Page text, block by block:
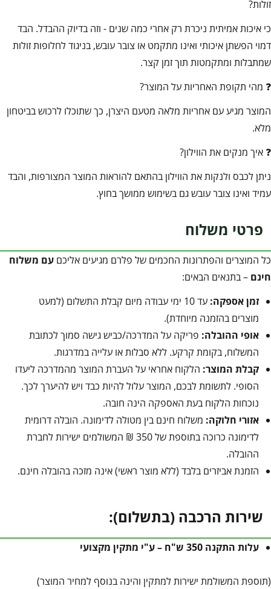
זולות?
כי איכות אמיתית ניכרת רק אחרי כמה שנים - וזה בדיוק ההבדל. הבד
דמוי הפשתן איכותי ואינו מתקמט או צובר עובש, בניגוד לחלופות זולות
שמתבלות ומתקמטות תוך זמן קצר.
❓ מהי תקופת האחריות על המוצר?
המוצר מגיע עם אחריות מלאה מטעם היצרן, כך שתוכלו לרכוש בביטחון
מלא.
❓ איך מנקים את הווילון?
ניתן לכבס ולנקות את הווילון בהתאם להוראות המוצר המצורפות, והבד
עמיד ואינו צובר עובש גם בשימוש ממושך בחוץ.
פרטי משלוח
כל המוצרים והפתרונות החכמים של פלרם מגיעים אליכם עם משלוח
חינם – בתנאים הבאים:
זמן אספקה:
עד 10 ימי עבודה מיום קבלת התשלום (למעט
מוצרים בהזמנה מיוחדת).
אופי ההובלה: פריקה על המדרכה/כביש גישה סמוך לכתובת
המשלוח, בקומת קרקע. ללא סבלות או עלייה במדרגות.
קבלת המוצר: הלקוח אחראי על העברת המוצר מהמדרכה ליעדו
הסופי. לתשומת לבכם, המוצר עלול להיות כבד ויש להיערך לכך.
נוכחות הלקוח בעת האספקה הינה חובה.
אזורי חלוקה: משלוח חינם בין מטולה לדימונה. הובלה דרומית
לדימונה כרוכה בתוספת של 350 ₪ המשולמים ישירות לחברת
ההובלה.
הזמנת אביזרים בלבד (ללא מוצר ראשי) אינה מזכה בהובלה חינם.
שירות הרכבה (בתשלום):
עלות התקנה 350 ש"ח – ע"י מתקין מקצועי
(תוספת המשולמת ישירות למתקין והינה בנוסף למחיר המוצר)